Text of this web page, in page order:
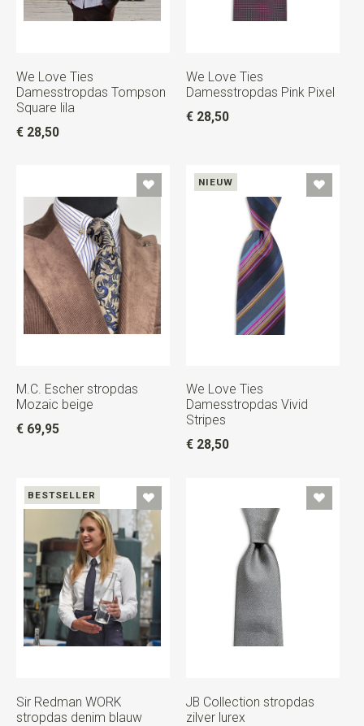
We Love Ties
Damesstropdas Tompson
Square lila
€ 28,50
We Love Ties
Damesstropdas Pink Pixel
€ 28,50
M.C. Escher stropdas
Mozaic beige
€ 69,95
NIEUW
We Love Ties
Damesstropdas Vivid
Stripes
€ 28,50
BESTSELLER
Sir Redman WORK
stropdas denim blauw
JB Collection stropdas
zilver lurex